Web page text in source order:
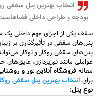
انتخاب بهترین پنل سقفی
بودجه و طراحی داخلی
سقف یکی از اجزای مهم داخلی
پنل‌های سقفی در تأثیرگذاری بر
پنل‌های سقفی روکار و توکار
عواملی مانند نورپردازی، عایق‌های
مقالهفروشگاه آنلاین نور و
برای انتخاب بهترین پنل سقفی
نوع پنل: